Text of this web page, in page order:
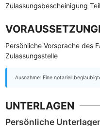
Zulassungsbescheinigung
Persönliche Vorsprache des
Zulassungsstelle
Ausnahme: Eine notariell
UNTERLAGEN
Persönliche